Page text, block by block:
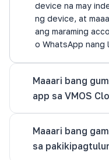
device na may
ng device, at
ang maraming
o WhatsApp nang
Maaari bang
app sa VMOS
Maaari bang
sa